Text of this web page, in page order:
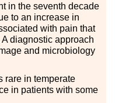
in the seventh decade
to an increase in
with pain that
diagnostic approach
and microbiology
rare in temperate
in patients with some